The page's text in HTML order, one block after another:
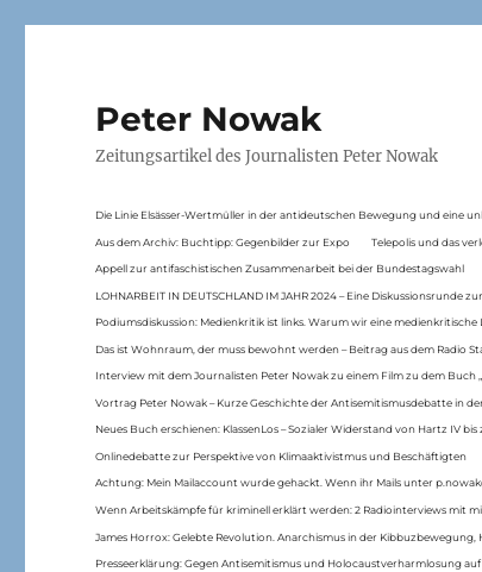
Peter Nowak
Zeitungsartikel des Journalisten Peter Nowak
Die Linie Elsässer-Wertmüller in der antideutschen Bewegung und eine
Aus dem Archiv: Buchtipp: Gegenbilder zur Expo Telepolis und das
Appell zur antifaschistischen Zusammenarbeit bei der Bundestagswahl
LOHNARBEIT IN DEUTSCHLAND IM JAHR 2024 – Eine Diskussionsrunde
Podiumsdiskussion: Medienkritik ist links. Warum wir eine
Das ist Wohnraum, der muss bewohnt werden – Beitrag aus dem Radio
Interview mit dem Journalisten Peter Nowak zu einem Film zu dem Buch
Vortrag Peter Nowak – Kurze Geschichte der Antisemitismusdebatte in
Neues Buch erschienen: KlassenLos – Sozialer Widerstand von Hartz IV
Onlinedebatte zur Perspektive von Klimaaktivistmus und Beschäftigten
Achtung: Mein Mailaccount wurde gehackt. Wenn ihr Mails unter
Wenn Arbeitskämpfe für kriminell erklärt werden: 2 Radiointerviews mit
James Horrox: Gelebte Revolution. Anarchismus in der
Presseerklärung: Gegen Antisemitismus und Holocaustverharmlosung